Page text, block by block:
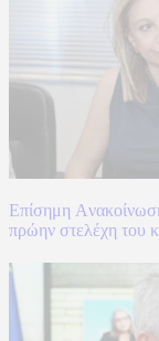
Επίσημη
πρώην στελέχη του